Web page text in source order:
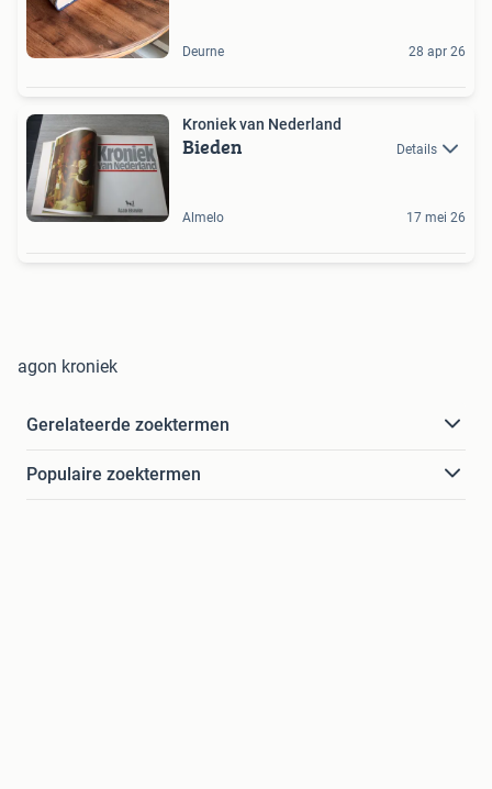
Deurne 28 apr 26
Kroniek van Nederland
Bieden Details
Almelo 17 mei 26
agon kroniek
Gerelateerde zoektermen
Populaire zoektermen